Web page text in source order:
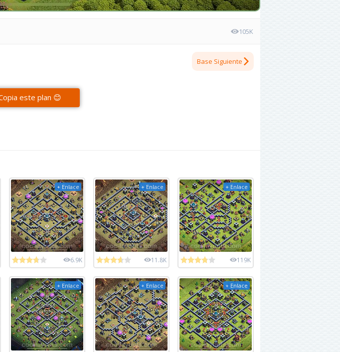
105K
Base Siguiente
este plan 😊
+ Enlace
6.9K
+ Enlace
11.8K
+ Enlace
119K
+ Enlace + Enlace + Enlace